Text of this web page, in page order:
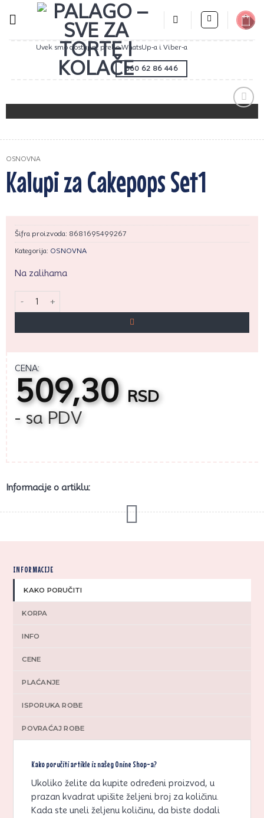
Uvek smo dostupni preko WhatsUp-a i Viber-a
060 62 86 446
Zaprati
OSNOVNA
Kalupi za Cakepops Set1
Šifra proizvoda: 8681695499267
Kategorija: OSNOVNA
Na zalihama
CENA:
509,30 RSD
- sa PDV
Informacije o artiklu:
INFORMACIJE
KAKO PORUČITI
KORPA
INFO
CENE
PLAĆANJE
ISPORUKA ROBE
POVRAĆAJ ROBE
Kako poručiti artikle iz našeg Onine Shop-a?
Ukoliko želite da kupite određeni proizvod, u
prazan kvadrat upišite željeni broj za količinu.
Kada ste uneli željenu količinu, da biste dodali